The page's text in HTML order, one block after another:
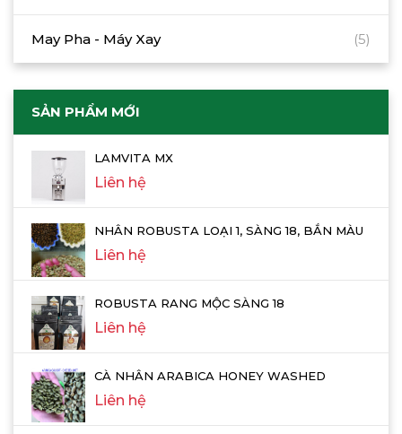
May Pha - Máy Xay (5)
SẢN PHẨM MỚI
LAMVITA MX
Liên hệ
NHÂN ROBUSTA LOẠI 1, SÀNG 18, BẮN MÀU
Liên hệ
ROBUSTA RANG MỘC SÀNG 18
Liên hệ
CÀ NHÂN ARABICA HONEY WASHED
Liên hệ